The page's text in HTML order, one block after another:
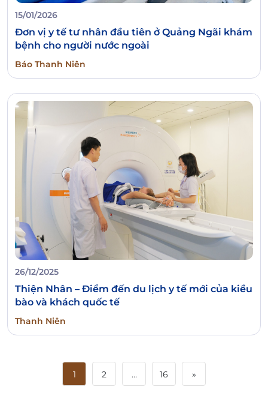
15/01/2026
Đơn vị y tế tư nhân đầu tiên ở Quảng Ngãi khám
bệnh cho người nước ngoài
Báo Thanh Niên
26/12/2025
Thiện Nhân – Điểm đến du lịch y tế mới của kiều
bào và khách quốc tế
Thanh Niên
1 2 … 16 »